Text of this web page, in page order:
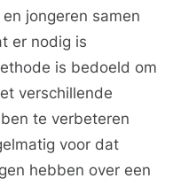
jongeren samen
er nodig is
is bedoeld om
verschillende
te verbeteren
voor dat
hebben over een